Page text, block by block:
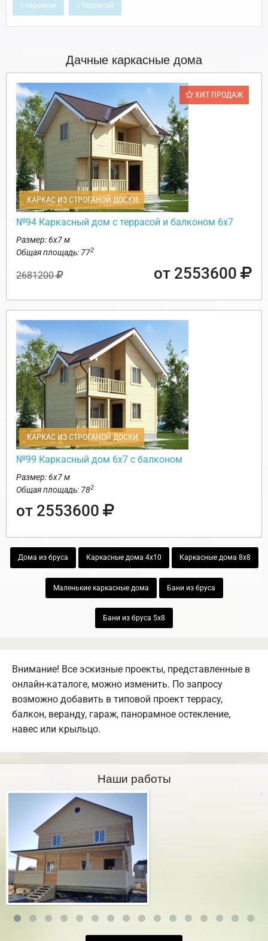
с гаражом с террасой
Дачные каркасные дома
ХИТ ПРОДАЖ
КАРКАС ИЗ СТРОГАНОЙ ДОСКИ
№94 Каркасный дом с террасой и балконом 6х7
Размер: 6х7 м
Общая площадь: 772
2681200 от 2553600
КАРКАС ИЗ СТРОГАНОЙ ДОСКИ
№99 Каркасный дом 6х7 с балконом
Размер: 6х7 м
Общая площадь: 782
от 2553600
Дома из бруса Каркасные дома 4х10 Каркасные дома 8х8
Маленькие каркасные дома Бани из бруса
Бани из бруса 5х8
Внимание! Все эскизные проекты, представленные в
онлайн-каталоге, можно изменить. По запросу
возможно добавить в типовой проект террасу,
балкон, веранду, гараж, панорамное остекление,
навес или крыльцо.
Наши работы